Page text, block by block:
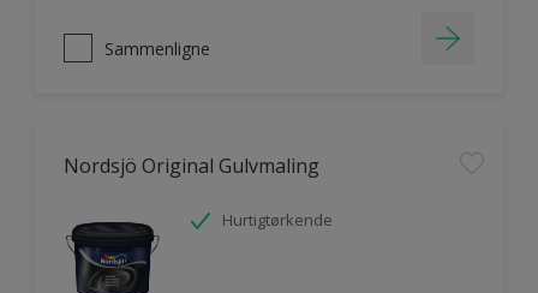
Sammenligne
Nordsjö Original Gulvmaling
Hurtigtørkende